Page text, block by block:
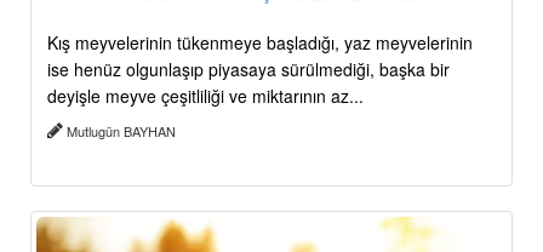
Kış meyvelerinin tükenmeye başladığı, yaz meyvelerinin
ise henüz olgunlaşıp piyasaya sürülmediği, başka bir
deyişle meyve çeşitliliği ve miktarının az...
Mutlugün BAYHAN